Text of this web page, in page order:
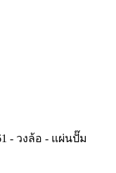
- วงล้อ - แผ่นปั๊ม